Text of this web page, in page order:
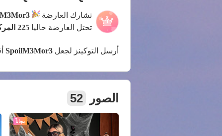
تشارك العارضة
تحتل العارضة حاليا 225 المركز
أرسل التوكينز لجعل SpoilM3Mor3
الصور 52
مجاناً